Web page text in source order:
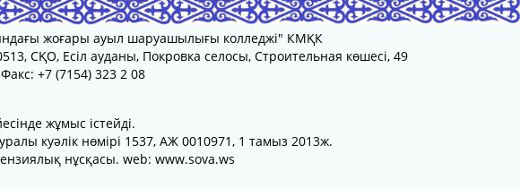
жоғары ауыл шаруашылығы колледжі" КМҚК
СҚО, Есіл ауданы, Покровка селосы, Строительная көшесі, 49
+7 (7154) 323 2 08
жұмыс істейді.
куәлік нөмірі 1537, АЖ 0010971, 1 тамыз 2013ж.
нұсқасы. web: www.sova.ws